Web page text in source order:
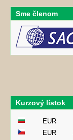
Sme členom
Kurzový lístok
EUR
EUR